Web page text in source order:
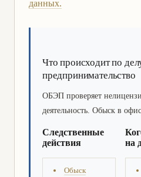
данных.
Что происходит по
предпринимательство
ОБЭП проверяет
деятельность. Обыск в
Следственные
действия
Обыск
на